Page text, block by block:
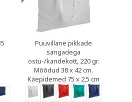
Puuvillane pikkade
sangadega
ostu-/kandekott, 220 gr.
Mõõdud 38 x 42 cm.
Käepidemed 75 x 2,5 cm